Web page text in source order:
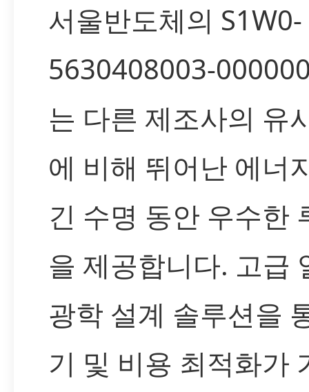
서울반도체의 S1W0-
5630408003-
는 다른 제조사의 유
에 비해 뛰어난 에너
긴 수명 동안 우수한
을 제공합니다. 고급
광학 설계 솔루션을
기 및 비용 최적화가